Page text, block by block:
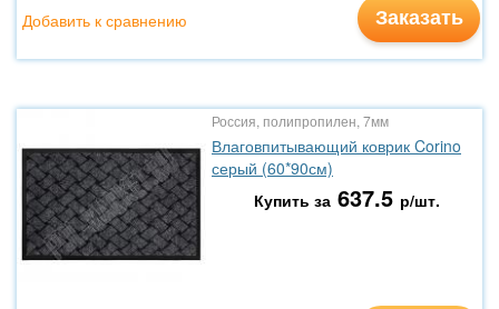
Заказать
Добавить к сравнению
Россия, полипропилен, 7мм
Влаговпитывающий коврик Corino
серый (60*90см)
Купить за 637.5 р/шт.